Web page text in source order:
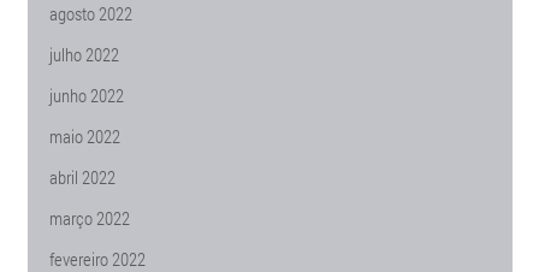
agosto 2022
julho 2022
junho 2022
maio 2022
abril 2022
março 2022
fevereiro 2022